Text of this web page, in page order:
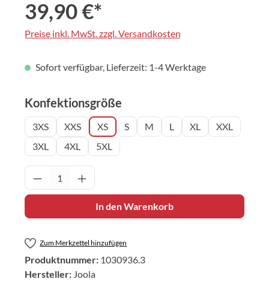
39,90 €*
Preise inkl. MwSt. zzgl. Versandkosten
Sofort verfügbar, Lieferzeit: 1-4 Werktage
Konfektionsgröße
3XS XXS XS S M L XL
XXL
3XL
4XL 5XL
Produkt Anzahl: Gib den gewünschten
In den Warenkorb
Zum Merkzettel hinzufügen
Produktnummer: 1030936.3
Hersteller: Joola